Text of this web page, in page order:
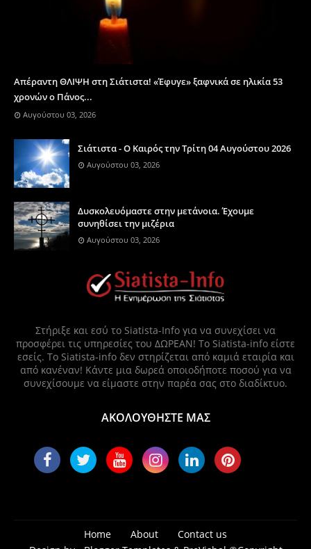
Απέραντη ΘΛΙΨΗ στη Σιάτιστα! «Έφυγε» ξαφνικά σε ηλικία 53
χρονών ο Πάνος...
Αυγούστου 03, 2026
Σιάτιστα - Ο Καιρός την Τρίτη 04 Αυγούστου 2026
Αυγούστου 03, 2026
Δυσκολευόμαστε στην μετάνοια. Έχουμε
συνηθίσει την μιζέρια
Αυγούστου 03, 2026
Στήριξε και εσύ το Siatista-Info για να συνεχίσει να
προσφέρει τις υπηρεσίες του ΔΩΡΕΑΝ! Το Siatista-info είστε
εσείς. Το Siatista-info δεν στηρίζεται από καμιά εταιρία και
από κανέναν! Κάντε μια δωρεά οποιοδήποτε ποσού για να
συνεχίσουμε να είμαστε στην παρέα σας στο διαδίκτυο.
ΑΚΟΛΟΥΘΗΣΤΕ ΜΑΣ
Home About
Contact us